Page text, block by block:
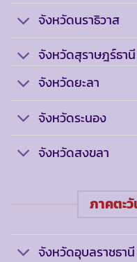
จังหวัดนราธิวาส
จังหวัดสุราษฎร์ธานี
จังหวัดยะลา
จังหวัดระนอง
จังหวัดสงขลา
ภาคตะ
จังหวัดอุบลราชธานี